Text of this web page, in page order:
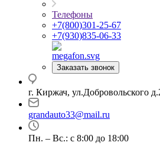
Телефоны
+7(800)301-25-67
+7(930)835-06-33
Заказать звонок
г. Киржач, ул.Добровольского
grandauto33@mail.ru
Пн. – Вс.: с 8:00 до 18:00